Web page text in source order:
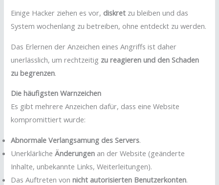
Einige Hacker ziehen es vor, diskret zu bleiben und das
System wochenlang zu betreiben, ohne entdeckt zu werden.
Das Erlernen der Anzeichen eines Angriffs ist daher
unerlässlich, um rechtzeitig zu reagieren und den Schaden
zu begrenzen.
Die häufigsten Warnzeichen
Es gibt mehrere Anzeichen dafür, dass eine Website
kompromittiert wurde:
Abnormale Verlangsamung des Servers.
UnerklärlicheÄnderungen an der Website (geänderte
Inhalte, unbekannte Links, Weiterleitungen).
Das Auftreten vonnicht autorisierten Benutzerkonten.